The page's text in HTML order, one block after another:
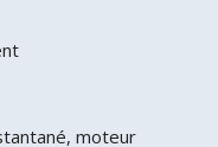
moteur